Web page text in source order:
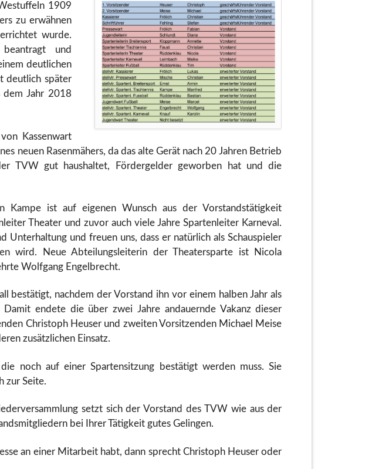
1909
zu erwähnen
wurde.
und
deutlichen
deutlich später
dem Jahr 2018
Kassenwart
neuen Rasenmähers, da das alte Gerät nach 20 Jahren Betrieb
TVW gut haushaltet, Fördergelder geworben hat und die
Kampe ist auf eigenen Wunsch aus der Vorstandstätigkeit
Theater und zuvor auch viele Jahre Spartenleiter Karneval.
und freuen uns, dass er natürlich als Schauspieler
wird. Neue Abteilungsleiterin der Theatersparte ist Nicola
Wolfgang Engelbrecht.
bestätigt, nachdem der Vorstand ihn vor einem halben Jahr als
endete die über zwei Jahre andauernde Vakanz dieser
Christoph Heuser und zweiten Vorsitzenden Michael Meise
zusätzlichen Einsatz.
noch auf einer Spartensitzung bestätigt werden muss. Sie
zur Seite.
setzt sich der Vorstand des TVW wie aus der
bei Ihrer Tätigkeit gutes Gelingen.
an einer Mitarbeit habt, dann sprecht Christoph Heuser oder